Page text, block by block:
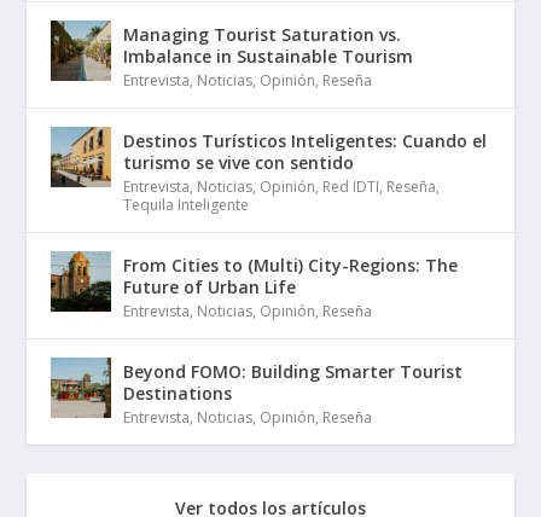
Managing Tourist Saturation vs.
Imbalance in Sustainable Tourism
Entrevista, Noticias, Opinión, Reseña
Destinos Turísticos Inteligentes: Cuando el
turismo se vive con sentido
Entrevista, Noticias, Opinión, Red IDTI, Reseña,
Tequila Inteligente
From Cities to (Multi) City-Regions: The
Future of Urban Life
Entrevista, Noticias, Opinión, Reseña
Beyond FOMO: Building Smarter Tourist
Destinations
Entrevista, Noticias, Opinión, Reseña
Ver todos los artículos